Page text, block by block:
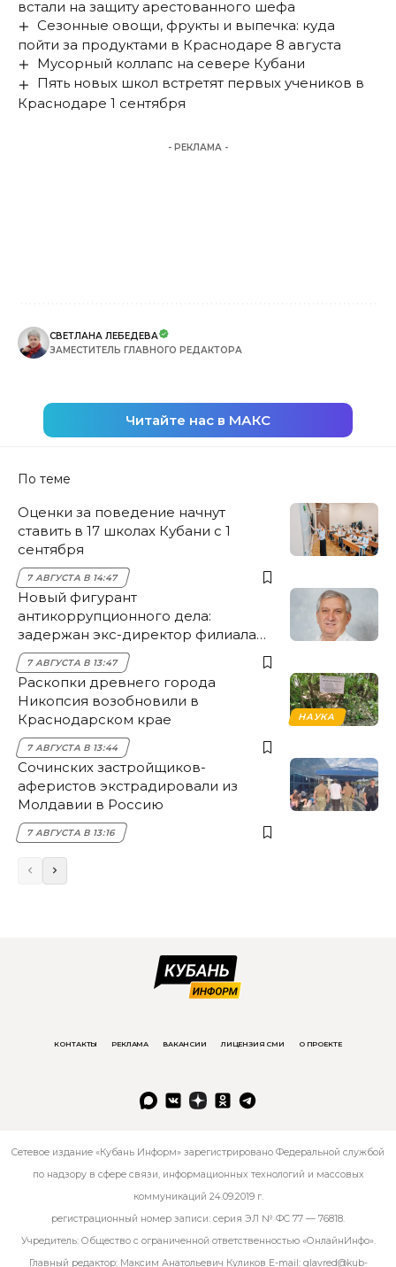
встали на защиту арестованного шефа
Сезонные овощи, фрукты и выпечка: куда
пойти за продуктами в Краснодаре 8 августа
Мусорный коллапс на севере Кубани
Пять новых школ встретят первых учеников в
Краснодаре 1 сентября
- РЕКЛАМА -
СВЕТЛАНА ЛЕБЕДЕВА
ЗАМЕСТИТЕЛЬ ГЛАВНОГО РЕДАКТОРА
Читайте нас в МАКС
По теме
Оценки за поведение начнут
ставить в 17 школах Кубани с 1
сентября
7 АВГУСТА В 14:47
Новый фигурант
антикоррупционного дела:
задержан экс-директор филиала
НЭСК Крымска
7 АВГУСТА В 13:47
НАУКА
Раскопки древнего города
Никопсия возобновили в
Краснодарском крае
7 АВГУСТА В 13:44
Сочинских застройщиков-
аферистов экстрадировали из
Молдавии в Россию
7 АВГУСТА В 13:16
КОНТАКТЫ РЕКЛАМА ВАКАНСИИ ЛИЦЕНЗИЯ СМИ О ПРОЕКТЕ
Сетевое издание «Кубань Информ» зарегистрировано Федеральной службой
по надзору в сфере связи, информационных технологий и массовых
коммуникаций 24.09.2019 г.
регистрационный номер записи: серия ЭЛ № ФС 77 — 76818.
Учредитель: Общество с ограниченной ответственностью «ОнлайнИнфо».
Главный редактор: Максим Анатольевич Куликов E-mail: glavred@kub-